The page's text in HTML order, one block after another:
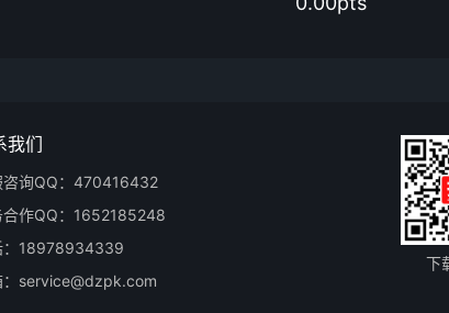
我们
咨询QQ：470416432
合作QQ：1652185248
：18978934339
：service@dzpk.com
下